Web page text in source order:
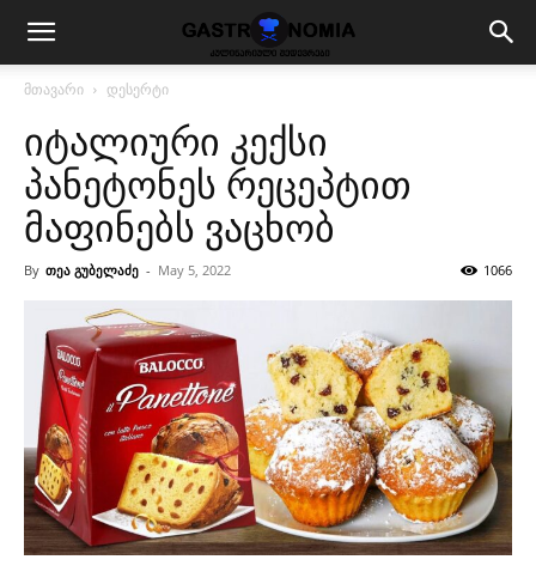
მთავარი დესერტი
იტალიური კექსი
პანეტონეს რეცეპტით
მაფინებს ვაცხობ
By თეა გუბელაძე - May 5, 2022 1066